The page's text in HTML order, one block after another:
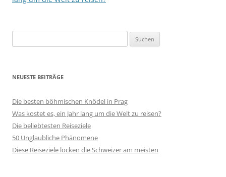
nach:
NEUESTE BEITRÄGE
Die besten böhmischen Knödel in Prag
Was kostet es, ein Jahr lang um die Welt zu reisen?
Die beliebtesten Reiseziele
50 Unglaubliche Phänomene
Diese Reiseziele locken die Schweizer am meisten